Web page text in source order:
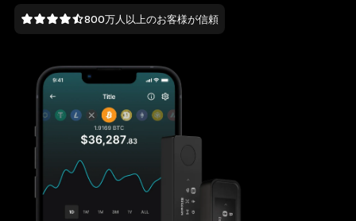
バックアップで万が一の事態に備える
すべて見る
ハードウェアウォレット
800万人以上のお客様が信頼